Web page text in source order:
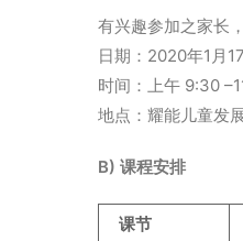
有兴趣参加之家长
日期：2020年1月
时间：上午 9:30
地点：耀能儿童发
B) 课程安排
课节